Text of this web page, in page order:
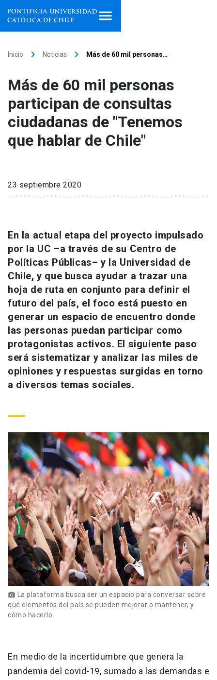
Facultades, escuelas e
institutos
Investigación
Información para keyboard_arrow_down
Futuros estudiantes
Estudiantes
Académicos
Personal
Alumni
Vecinos
Go to english site launch
ACCESOS DIRECTOS
Admisión launch
Mi Cuenta UC
Correo UC launch
Mi Portal UC launch
Inicio keyboard_arrow_right Noticias keyboard_arrow_right Más de 60 mil personas…
Más de 60 mil personas
participan de consultas
ciudadanas de "Tenemos
que hablar de Chile"
23 septiembre 2020
En la actual etapa del proyecto impulsado
por la UC –a través de su Centro de
Políticas Públicas– y la Universidad de
Chile, y que busca ayudar a trazar una
hoja de ruta en conjunto para definir el
futuro del país, el foco está puesto en
generar un espacio de encuentro donde
las personas puedan participar como
protagonistas activos. El siguiente paso
será sistematizar y analizar las miles de
opiniones y respuestas surgidas en torno
a diversos temas sociales.
photo_camera La plataforma busca ser un espacio para conversar sobre
qué elementos del país se pueden mejorar o mantener, y
cómo hacerlo.
En medio de la incertidumbre que genera la
pandemia del covid-19, sumado a las demandas e